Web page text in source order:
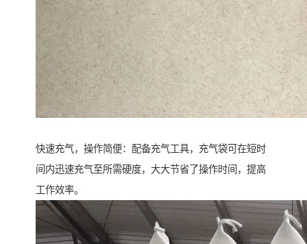
快速充气，操作简便：配备充气工具，充气袋可在短时
间内迅速充气至所需硬度，大大节省了操作时间，提高
工作效率。